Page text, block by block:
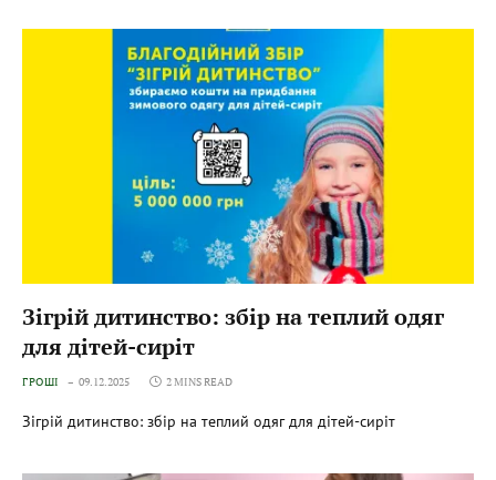
Зігрій дитинство: збір на теплий одяг
для дітей-сиріт
ГРОШІ 09.12.2025 2 MINS READ
Зігрій дитинство: збір на теплий одяг для дітей-сиріт